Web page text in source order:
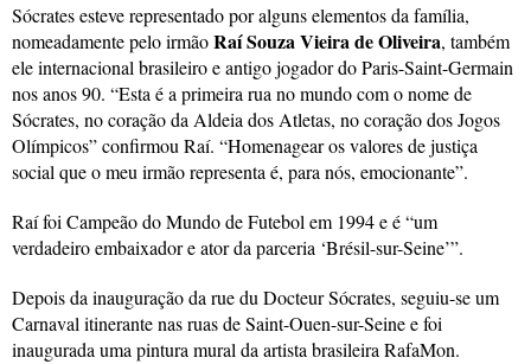
Sócrates esteve representado por alguns elementos da família,
nomeadamente pelo irmãoRaí Souza Vieira de Oliveira, também
ele internacional brasileiro e antigo jogador do Paris-Saint-Germain
nos anos 90. “Esta é a primeira rua no mundo com o nome de
Sócrates, no coração da Aldeia dos Atletas, no coração dos Jogos
Olímpicos” confirmou Raí. “Homenagear os valores de justiça
social que o meu irmão representa é, para nós, emocionante”.
Raí foi Campeão do Mundo de Futebol em 1994 e é “um
verdadeiro embaixador e ator da parceria ‘Brésil-sur-Seine’”.
Depois da inauguração da rue du Docteur Sócrates, seguiu-se um
Carnaval itinerante nas ruas de Saint-Ouen-sur-Seine e foi
inaugurada uma pintura mural da artista brasileira RafaMon.